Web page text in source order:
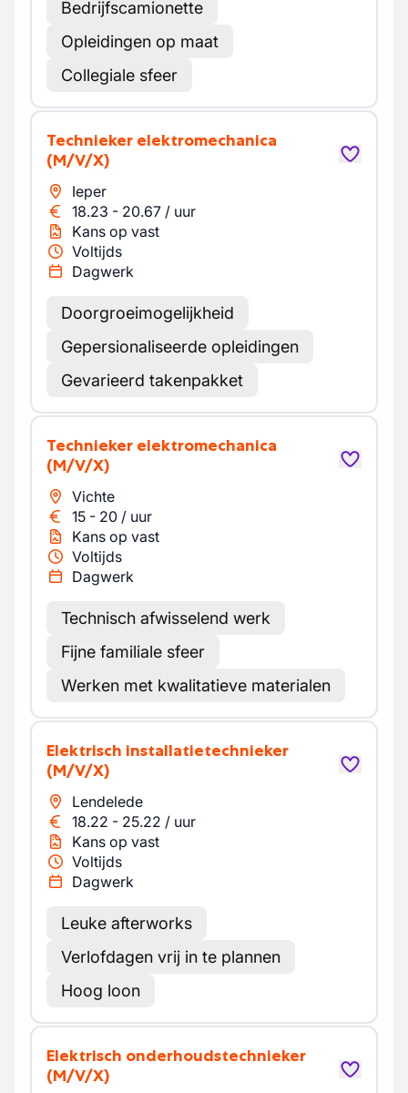
Bedrijfscamionette
Opleidingen op maat
Collegiale sfeer
Technieker elektromechanica
(M/V/X)
Ieper
18.23 - 20.67 / uur
Kans op vast
Voltijds
Dagwerk
Doorgroeimogelijkheid
Gepersionaliseerde opleidingen
Gevarieerd takenpakket
Technieker elektromechanica
(M/V/X)
Vichte
15 - 20 / uur
Kans op vast
Voltijds
Dagwerk
Technisch afwisselend werk
Fijne familiale sfeer
Werken met kwalitatieve materialen
Elektrisch installatietechnieker
(M/V/X)
Lendelede
18.22 - 25.22 / uur
Kans op vast
Voltijds
Dagwerk
Leuke afterworks
Verlofdagen vrij in te plannen
Hoog loon
Elektrisch onderhoudstechnieker
(M/V/X)